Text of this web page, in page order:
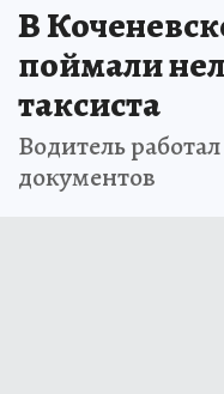
В
поймали
таксиста
Водитель
документов